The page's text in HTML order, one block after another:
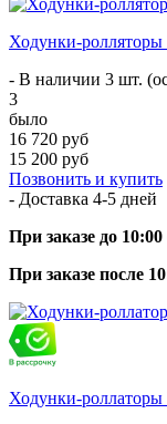
Ходунки-ролляторы
- В наличии 3 шт.
3
было
16 720 руб
15 200 руб
Позвонить и купить
- Доставка 4-5 дней
При заказе до 10:00
При заказе после
Ходунки-